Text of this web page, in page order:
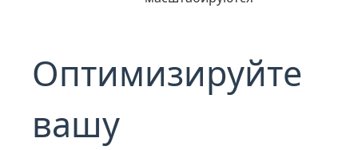
Оптимизируйте
вашу